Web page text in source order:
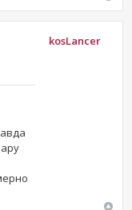
kosLancer